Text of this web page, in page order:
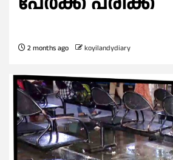
2 months ago koyilandydiary